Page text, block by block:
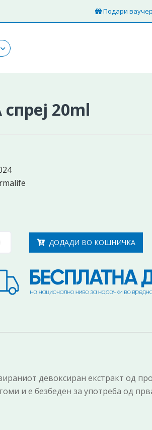
Подари ваучер
спреј 20ml
ДОДАДИ ВО КОШНИЧКА
девоксиран екстракт од
и е безбеден за употреба од